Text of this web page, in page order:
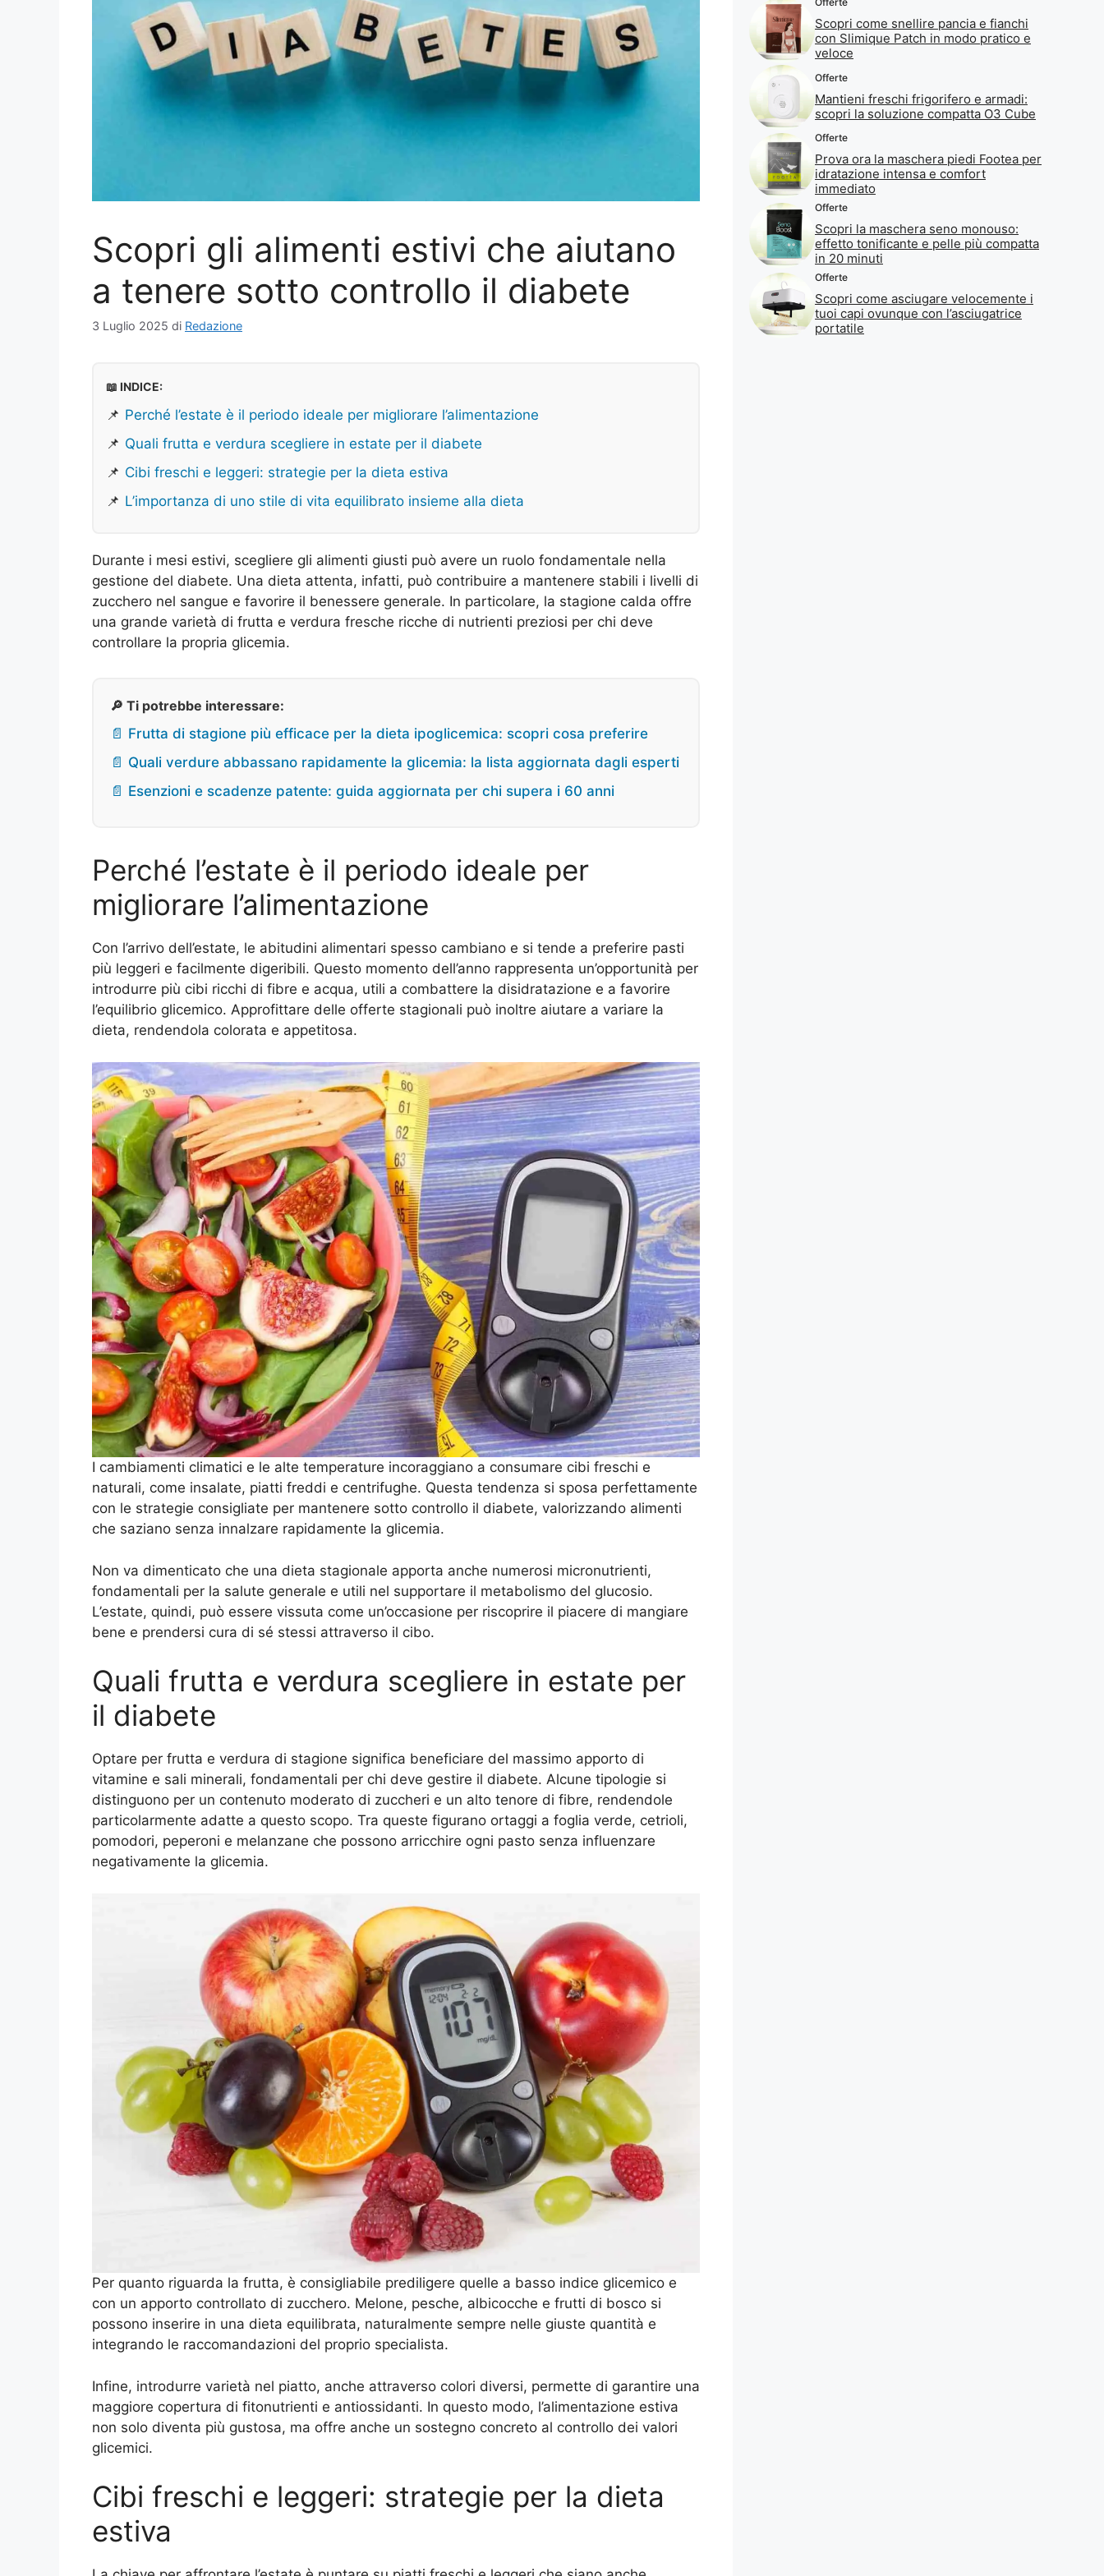
Scopri gli alimenti estivi che aiutano
a tenere sotto controllo il diabete
3 Luglio 2025 di Redazione
📖 INDICE:
📌 Perché l’estate è il periodo ideale per migliorare l’alimentazione
📌 Quali frutta e verdura scegliere in estate per il diabete
📌 Cibi freschi e leggeri: strategie per la dieta estiva
📌 L’importanza di uno stile di vita equilibrato insieme alla dieta
Durante i mesi estivi, scegliere gli alimenti giusti può avere un ruolo fondamentale nella
gestione del diabete. Una dieta attenta, infatti, può contribuire a mantenere stabili i livelli di
zucchero nel sangue e favorire il benessere generale. In particolare, la stagione calda offre
una grande varietà di frutta e verdura fresche ricche di nutrienti preziosi per chi deve
controllare la propria glicemia.
🔎 Ti potrebbe interessare:
📄 Frutta di stagione più efficace per la dieta ipoglicemica: scopri cosa preferire
📄 Quali verdure abbassano rapidamente la glicemia: la lista aggiornata dagli esperti
📄 Esenzioni e scadenze patente: guida aggiornata per chi supera i 60 anni
Perché l’estate è il periodo ideale per
migliorare l’alimentazione
Con l’arrivo dell’estate, le abitudini alimentari spesso cambiano e si tende a preferire pasti
più leggeri e facilmente digeribili. Questo momento dell’anno rappresenta un’opportunità per
introdurre più cibi ricchi di fibre e acqua, utili a combattere la disidratazione e a favorire
l’equilibrio glicemico. Approfittare delle offerte stagionali può inoltre aiutare a variare la
dieta, rendendola colorata e appetitosa.
I cambiamenti climatici e le alte temperature incoraggiano a consumare cibi freschi e
naturali, come insalate, piatti freddi e centrifughe. Questa tendenza si sposa perfettamente
con le strategie consigliate per mantenere sotto controllo il diabete, valorizzando alimenti
che saziano senza innalzare rapidamente la glicemia.
Non va dimenticato che una dieta stagionale apporta anche numerosi micronutrienti,
fondamentali per la salute generale e utili nel supportare il metabolismo del glucosio.
L’estate, quindi, può essere vissuta come un’occasione per riscoprire il piacere di mangiare
bene e prendersi cura di sé stessi attraverso il cibo.
Quali frutta e verdura scegliere in estate per
il diabete
Optare per frutta e verdura di stagione significa beneficiare del massimo apporto di
vitamine e sali minerali, fondamentali per chi deve gestire il diabete. Alcune tipologie si
distinguono per un contenuto moderato di zuccheri e un alto tenore di fibre, rendendole
particolarmente adatte a questo scopo. Tra queste figurano ortaggi a foglia verde, cetrioli,
pomodori, peperoni e melanzane che possono arricchire ogni pasto senza influenzare
negativamente la glicemia.
Per quanto riguarda la frutta, è consigliabile prediligere quelle a basso indice glicemico e
con un apporto controllato di zucchero. Melone, pesche, albicocche e frutti di bosco si
possono inserire in una dieta equilibrata, naturalmente sempre nelle giuste quantità e
integrando le raccomandazioni del proprio specialista.
Infine, introdurre varietà nel piatto, anche attraverso colori diversi, permette di garantire una
maggiore copertura di fitonutrienti e antiossidanti. In questo modo, l’alimentazione estiva
non solo diventa più gustosa, ma offre anche un sostegno concreto al controllo dei valori
glicemici.
Cibi freschi e leggeri: strategie per la dieta
estiva
Scopri come snellire pancia e fianchi
con Slimique Patch in modo pratico e
veloce
Offerte
Mantieni freschi frigorifero e armadi:
scopri la soluzione compatta O3 Cube
Offerte
Prova ora la maschera piedi Footea per
idratazione intensa e comfort
immediato
Offerte
Scopri la maschera seno monouso:
effetto tonificante e pelle più compatta
in 20 minuti
Offerte
Scopri come asciugare velocemente i
tuoi capi ovunque con l’asciugatrice
portatile